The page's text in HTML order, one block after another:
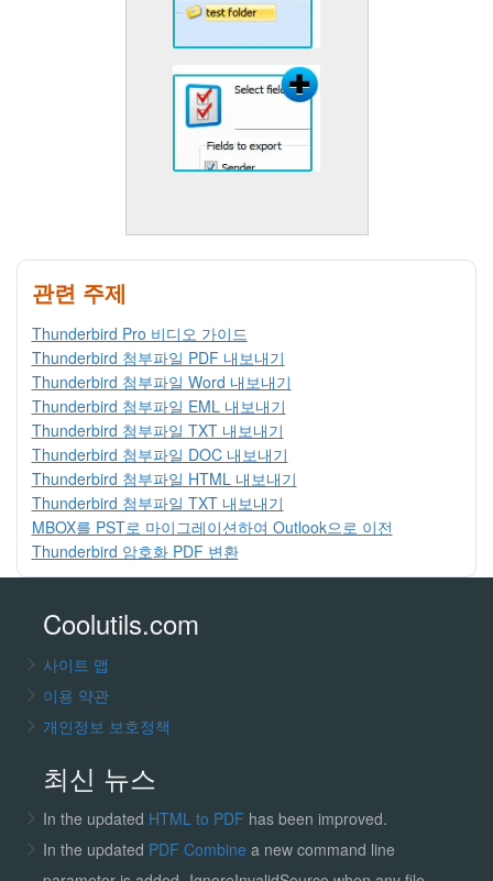
관련 주제
Thunderbird Pro 비디오 가이드
Thunderbird 첨부파일 PDF 내보내기
Thunderbird 첨부파일 Word 내보내기
Thunderbird 첨부파일 EML 내보내기
Thunderbird 첨부파일 TXT 내보내기
Thunderbird 첨부파일 DOC 내보내기
Thunderbird 첨부파일 HTML 내보내기
Thunderbird 첨부파일 TXT 내보내기
MBOX를 PST로 마이그레이션하여 Outlook으로 이전
Thunderbird 암호화 PDF 변환
Coolutils.com
사이트 맵
이용 약관
개인정보 보호정책
최신 뉴스
In the updated HTML to PDF has been improved.
In the updated PDF Combine a new command line